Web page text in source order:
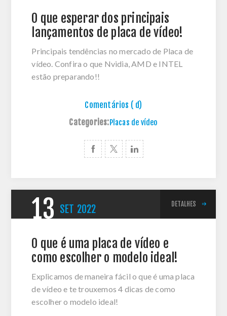
O que esperar dos principais
lançamentos de placa de vídeo!
Principais tendências no mercado de Placa de
vídeo. Confira o que Nvidia, AMD e INTEL
estão preparando!!
Comentários ( d)
Categories:Placas de vídeo
13 SET 2022 DETALHES
O que é uma placa de vídeo e
como escolher o modelo ideal!
Explicamos de maneira fácil o que é uma placa
de vídeo e te trouxemos 4 dicas de como
escolher o modelo ideal!